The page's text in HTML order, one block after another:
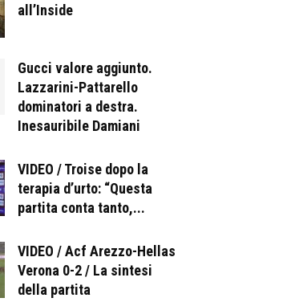
all’Inside
Gucci valore aggiunto.
Lazzarini-Pattarello
dominatori a destra.
Inesauribile Damiani
VIDEO / Troise dopo la
terapia d’urto: “Questa
partita conta tanto,...
VIDEO / Acf Arezzo-Hellas
Verona 0-2 / La sintesi
della partita